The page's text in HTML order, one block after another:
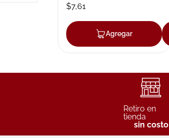
$7,61
Agregar
Retiro en
tienda
sin costo